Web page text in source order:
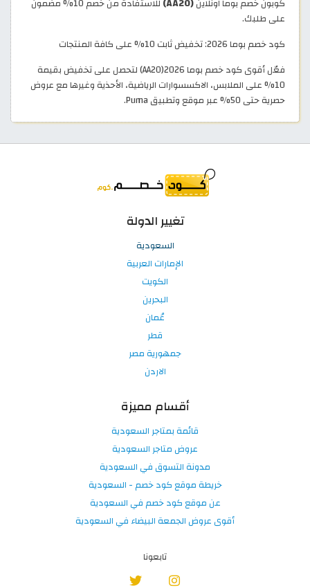
كوبون خصم بوما اونلاين(AA20)
للاستفادة من خصم 10% مضمون
على طلبك.
كود خصم بوما 2026: تخفيض ثابت 10% على كافة المنتجات
فعّل أقوى كود خصم بوما 2026(AA20) لتحصل على تخفيض بقيمة
10% على الملابس، الاكسسوارات الرياضية، الأحذية وغيرها مع عروض
حصرية حتى 50% عبر موقع وتطبيق Puma.
تغيير الدولة
السعودية
الإمارات العربية
الكويت
البحرين
عُمان
قطر
جمهورية مصر
الاردن
أقسام مميزة
قائمة بمتاجر السعودية
عروض متاجر السعودية
مدونة التسوق في السعودية
خريطة موقع كود خصم - السعودية
عن موقع كود خصم في السعودية
أقوى عروض الجمعة البيضاء في السعودية
تابعونا